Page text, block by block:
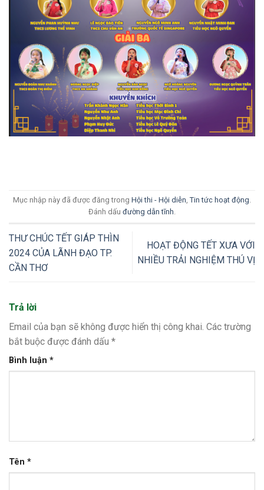
Mục nhập này đã được đăng trong Hội thi - Hội diễn Tin tức hoạt động
Đánh dấu đường dẫn tĩnh
THƯ CHÚC TẾT GIÁP THÌN
2024 CỦA LÃNH ĐẠO TP.
CẦN THƠ
HOẠT ĐỘNG TẾT XƯA VỚI
NHIỀU TRẢI NGHIỆM THÚ VỊ
Trả lời
Email của bạn sẽ không được hiển thị công khai. Các trường
bắt buộc được đánh dấu *
Bình luận *
Tên *